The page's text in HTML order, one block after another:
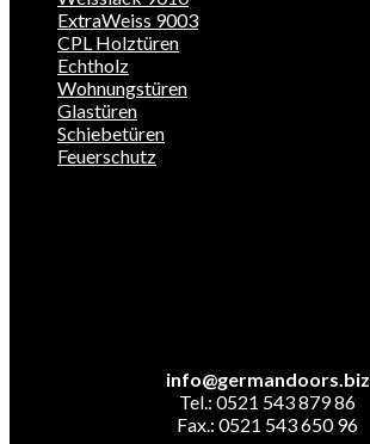
ExtraWeiss 9003
CPL Holztüren
Echtholz
Wohnungstüren
Glastüren
Schiebetüren
Feuerschutz
info@germandoors.biz
Tel.: 0521 543 879 86
Fax.: 0521 543 650 96